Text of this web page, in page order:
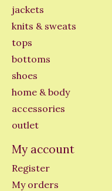
jackets
knits & sweats
tops
bottoms
shoes
home & body
accessories
outlet
My account
Register
My orders